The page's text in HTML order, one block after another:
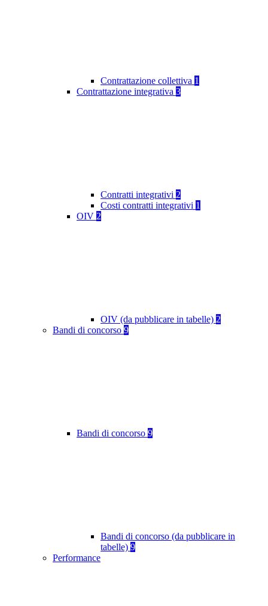
Contrattazione collettiva 1
Contrattazione integrativa 3
Contratti integrativi 2
Costi contratti integrativi 1
OIV 2
OIV (da pubblicare in tabelle) 2
Bandi di concorso 9
Bandi di concorso 9
Bandi di concorso (da pubblicare in
tabelle) 9
Performance